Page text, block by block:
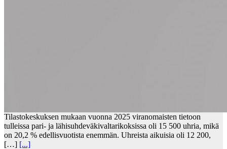
Tilastokeskuksen mukaan vuonna 2025 viranomaisten tietoon
tulleissa pari- ja lähisuhdeväkivaltarikoksissa oli 15 500 uhria, mikä
on 20,2 % edellisvuotista enemmän. Uhreista aikuisia oli 12 200,
[…] [...]